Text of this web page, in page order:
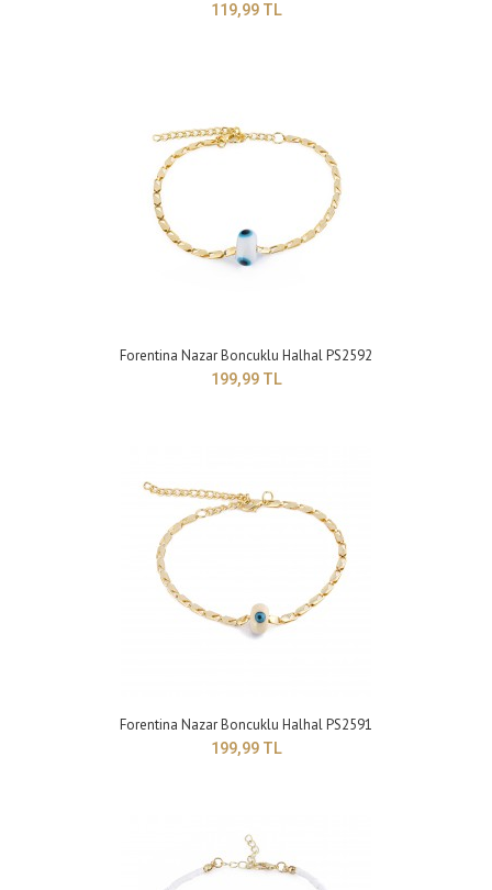
Forentina Nazar Boncuklu Halhal PS2593
Yapısı : BijuteriRenk : Sarı Boyut : Ayarlanabilir model ..
Forentina Nazar Boncuklu Halhal PS2592
199,99 TL
Yapısı : BijuteriRenk : Sarı Boyut : Ayarlanabilir model ..
119,99 TL
Forentina Nazar Boncuklu Halhal PS2592
199,99 TL
Forentina Nazar Boncuklu Halhal PS2591
199,99 TL